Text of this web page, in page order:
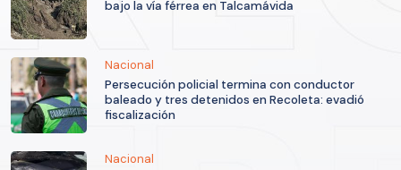
bajo la vía férrea en Talcamávida
Nacional
Persecución policial termina con conductor
baleado y tres detenidos en Recoleta: evadió
fiscalización
Nacional